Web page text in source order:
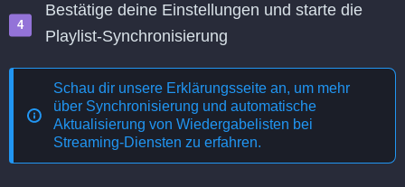
Bestätige deine Einstellungen und starte die
Playlist-Synchronisierung
Schau dir unsere Erklärungsseite an, um mehr
über Synchronisierung und automatische
Aktualisierung von Wiedergabelisten bei
Streaming-Diensten zu erfahren.